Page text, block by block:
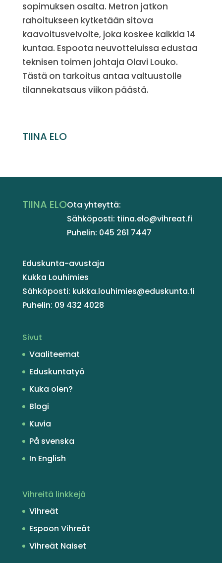
sopimuksen osalta. Metron jatkon
rahoitukseen kytketään sitova
kaavoitusvelvoite, joka koskee kaikkia 14
kuntaa. Espoota neuvotteluissa edustaa
teknisen toimen johtaja Olavi Louko.
Tästä on tarkoitus antaa valtuustolle
tilannekatsaus viikon päästä.
TIINA ELO
TIINA ELOOta yhteyttä:
Sähköposti: tiina.elo@vihreat.fi
Puhelin: 045 261 7447
Eduskunta-avustaja
Kukka Louhimies
Sähköposti: kukka.louhimies@eduskunta.fi
Puhelin: 09 432 4028
Sivut
Vaaliteemat
Eduskuntatyö
Kuka olen?
Blogi
Kuvia
På svenska
In English
Vihreitä linkkejä
Vihreät
Espoon Vihreät
Vihreät Naiset